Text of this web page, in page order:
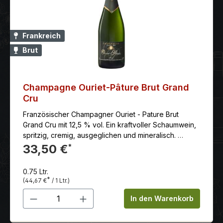
Frankreich
Brut
Champagne Ouriet-Pâture Brut Grand
Cru
Französischer Champagner Ouriet - Pature Brut
Grand Cru mit 12,5 % vol. Ein kraftvoller Schaumwein,
spritzig, cremig, ausgeglichen und mineralisch.
Anbaugebiet: Ambonnay - Kleines Weindorf, gehaust
in den Bergen umChampagner Hauptstadt Reims.
einer südostlichen Stellung und ist für
seineüberwiegend schwerere, vollere Weine
weltweit geschätzt. Erzeuger: Maison Ouriet-Pâture -
Als Direktnachbarn von den KRUG -Weinbergen (Clos
33,50 €*
0.75 Ltr.
(44,67 €* / 1 Ltr.)
Produkt Anzahl: Gib denIn den Warenkorb